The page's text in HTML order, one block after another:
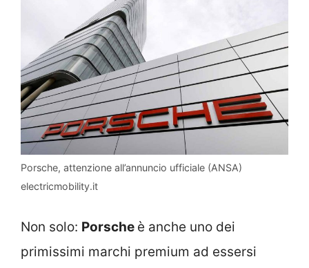
Porsche, attenzione all’annuncio ufficiale (ANSA)
electricmobility.it
Non solo: Porsche è anche uno dei
primissimi marchi premium ad essersi